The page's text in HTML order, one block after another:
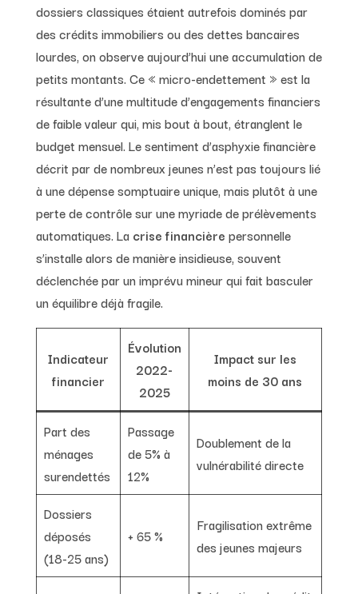
dossiers classiques étaient autrefois dominés par
des crédits immobiliers ou des dettes bancaires
lourdes, on observe aujourd’hui une accumulation de
petits montants. Ce « micro-endettement » est la
résultante d’une multitude d’engagements financiers
de faible valeur qui, mis bout à bout, étranglent le
budget mensuel. Le sentiment d’asphyxie financière
décrit par de nombreux jeunes n’est pas toujours lié
à une dépense somptuaire unique, mais plutôt à une
perte de contrôle sur une myriade de prélèvements
automatiques. La crise financière personnelle
s’installe alors de manière insidieuse, souvent
déclenchée par un imprévu mineur qui fait basculer
un équilibre déjà fragile.
Indicateur
financier
Évolution
2022-
2025
Impact sur les
moins de 30 ans
Part des
ménages
surendettés
Passage
de 5% à
12%
Doublement de la
vulnérabilité directe
Dossiers
déposés
(18-25 ans)
+ 65 %
Fragilisation extrême
des jeunes majeurs